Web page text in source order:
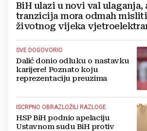
BiH ulazi u novi val ulaganja,
tranzicija mora odmah
životnog vijeka
SVE DOGOVORIO
Dalić donio odluku o nastavku
karijere! Poznato koju
reprezentaciju preuzima
ISCRPNO OBRAZLOŽILI RAZLOGE
HSP BiH podnio apelaciju
Ustavnom sudu BiH protiv